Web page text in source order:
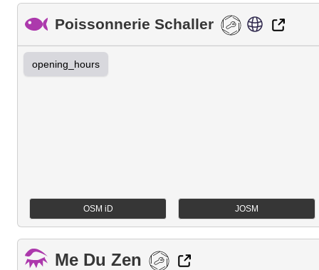
Poissonnerie Schaller
opening_hours
OSM iD JOSM
Me Du Zen